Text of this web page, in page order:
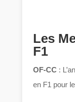
Les
F1
OF-CC :
en F1 pour